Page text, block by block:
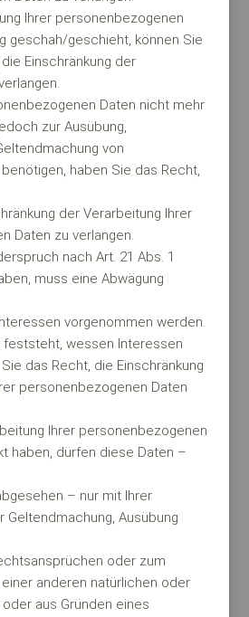
Ihrer personenbezogenen
geschah/geschieht, können Sie
Einschränkung der
Daten nicht mehr
zur Ausübung,
von
haben Sie das Recht,
der Verarbeitung Ihrer
Daten zu verlangen.
nach Art. 21 Abs. 1
muss eine Abwägung
vorgenommen werden.
feststeht, wessen Interessen
das Recht, die Einschränkung
personenbezogenen Daten
Ihrer personenbezogenen
haben, dürfen diese Daten –
– nur mit Ihrer
Geltendmachung, Ausübung
oder zum
anderen natürlichen oder
aus Gründen eines